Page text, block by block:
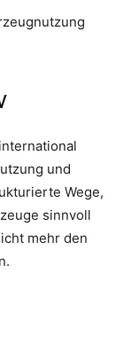
und
Wege,
sinnvoll
mehr den